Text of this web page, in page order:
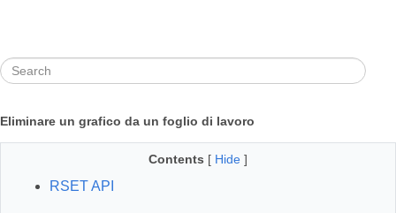
Eliminare un grafico da un foglio di lavoro
Contents [ Hide ]
RSET API